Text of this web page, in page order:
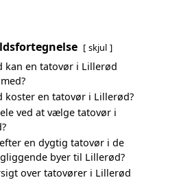
skjul
kan en tatovør i Lillerød
koster en tatovør i Lillerød?
ved at vælge tatovør i
en dygtig tatovør i de
byer til Lillerød?
over tatovører i Lillerød